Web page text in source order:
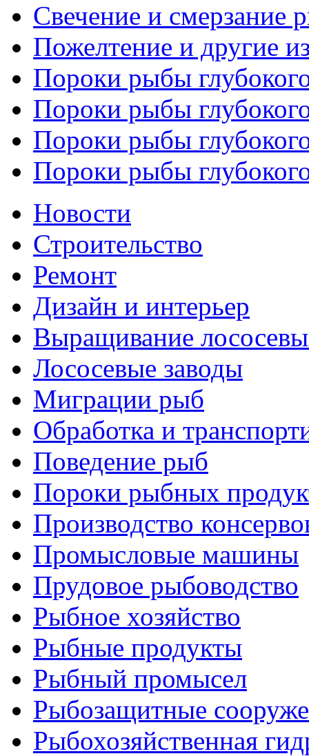
Свечение и смерзание
Пожелтение и другие
Пороки рыбы
Пороки рыбы
Пороки рыбы
Пороки рыбы
Новости
Строительство
Ремонт
Дизайн и интерьер
Выращивание
Лососевые заводы
Миграции рыб
Обработка и
Поведение рыб
Пороки рыбных
Производство
Промысловые машины
Прудовое рыбоводство
Рыбное хозяйство
Рыбные продукты
Рыбный промысел
Рыбозащитные
Рыбохозяйственная